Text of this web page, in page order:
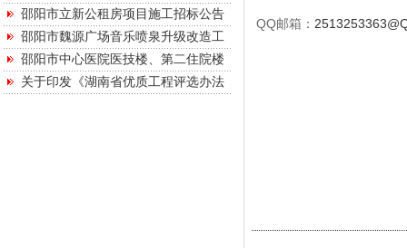
QQ邮箱：
邵阳市立新公租房项目施工招标公告
邵阳市魏源广场音乐喷泉升级改造工
邵阳市中心医院医技楼、第二住院楼
关于印发《湖南省优质工程评选办法